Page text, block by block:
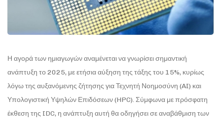
Η αγορά των ημιαγωγών αναμένεται να γνωρίσει σημαντική
ανάπτυξη το 2025, με ετήσια αύξηση της τάξης του 15%, κυρίως
λόγω της αυξανόμενης ζήτησης για Τεχνητή Νοημοσύνη (AI) και
Υπολογιστική Υψηλών Επιδόσεων (HPC). Σύμφωνα με πρόσφατη
έκθεση της IDC, η ανάπτυξη αυτή θα οδηγήσει σε αναβάθμιση των